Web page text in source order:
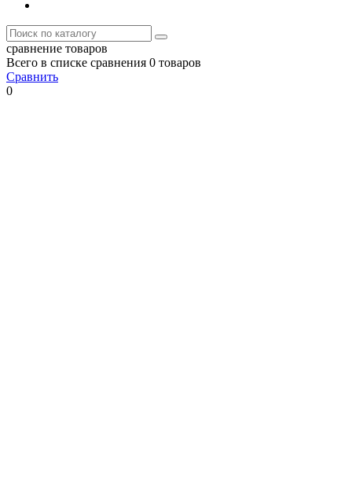
сравнение товаров
Всего в списке сравнения 0 товаров
Сравнить
0